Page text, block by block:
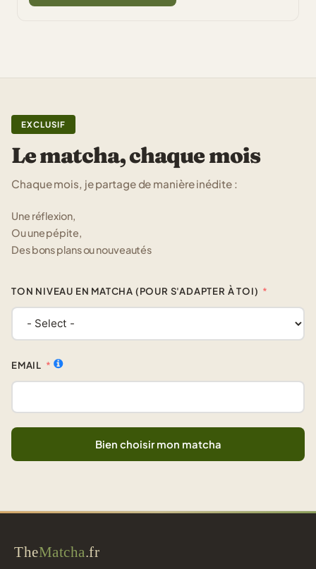
EXCLUSIF
Le matcha, chaque mois
Chaque mois, je partage de manière inédite :
Une réflexion,
Ou une pépite,
Des bons plans ou nouveautés
TON NIVEAU EN MATCHA (POUR S'ADAPTER À TOI)
EMAIL
Bien choisir mon matcha
TheMatcha .fr